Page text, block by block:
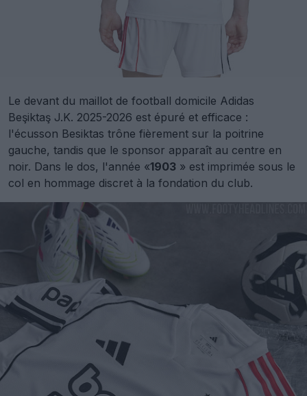
Le devant du maillot de football domicile Adidas
Beşiktaş J.K. 2025-2026 est épuré et efficace :
l'écusson Besiktas trône fièrement sur la poitrine
gauche, tandis que le sponsor apparaît au centre en
noir. Dans le dos, l'année «1903 » est imprimée sous le
col en hommage discret à la fondation du club.